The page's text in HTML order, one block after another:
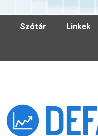
Szótár Linkek